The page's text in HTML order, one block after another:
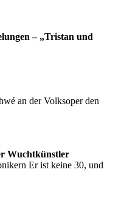
– „Tristan und
an der Volksoper den
Wuchtkünstler
Er ist keine 30, und